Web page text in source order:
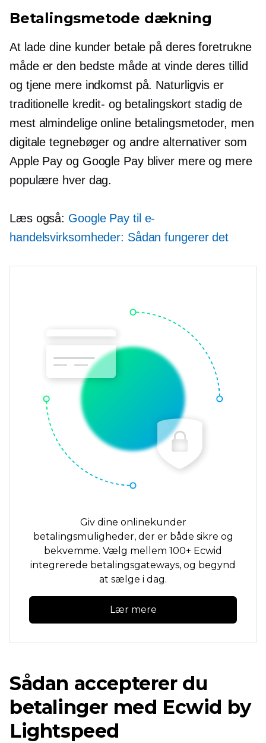
Betalingsmetode dækning
At lade dine kunder betale på deres foretrukne
måde er den bedste måde at vinde deres tillid
og tjene mere indkomst på. Naturligvis er
traditionelle kredit- og betalingskort stadig de
mest almindelige online betalingsmetoder, men
digitale tegnebøger og andre alternativer som
Apple Pay og Google Pay bliver mere og mere
populære hver dag.
Læs også: Google Pay til e-
handelsvirksomheder: Sådan fungerer det
Giv dine onlinekunder
betalingsmuligheder, der er både sikre og
bekvemme. Vælg mellem 100+ Ecwid
integrerede betalingsgateways, og begynd
at sælge i dag.
Lær mere
Sådan accepterer du
betalinger med Ecwid by
Lightspeed